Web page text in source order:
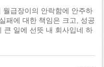
월급장이의 안락함에 안주하
패에 대한 책임은 크고, 성공
큰 일에 선뜻 내 회사입네 하